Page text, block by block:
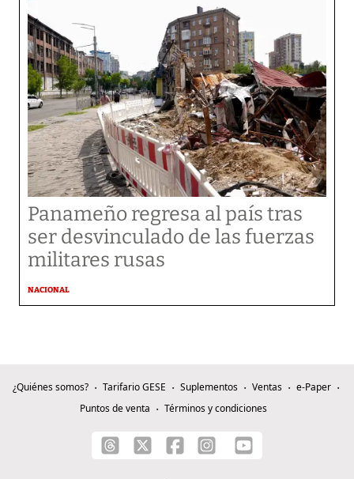
Panameño regresa al país tras
ser desvinculado de las fuerzas
militares rusas
NACIONAL
¿Quiénes somos? Tarifario GESE Suplementos Ventas
e-Paper
Puntos de venta
Términos y condiciones